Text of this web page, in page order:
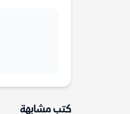
كتب مشابهة